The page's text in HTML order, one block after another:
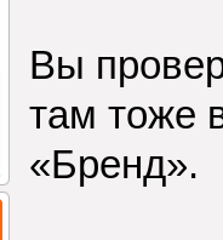
Вы
там тоже
«Бренд».